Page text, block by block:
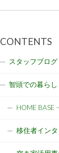
CONTENTS
スタッフブログ
智頭での暮らし
HOME BASE
移住者イン